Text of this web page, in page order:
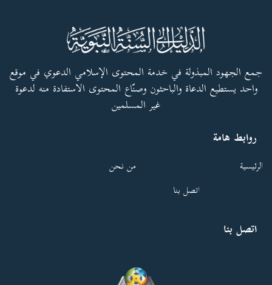
جمع الجهود المبذولة في خدمة المحتوى الإسلامي الدعوي في موقع
واحد يستطيع الدعاة والباحثون وصنّاع المحتوى الاستفادة منه لدعوة
غير المسلمين
روابط هامة
الرئيسية
من نحن
اتصل بنا
اتصل بنا